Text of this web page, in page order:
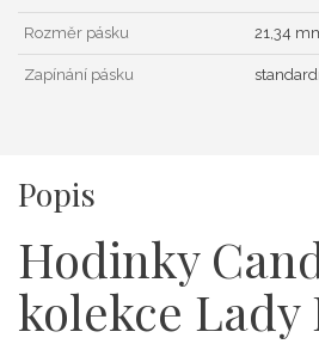
Rozměr pásku 21,34
Zapínání pásku
Popis
Hodinky
kolekce Lady